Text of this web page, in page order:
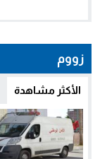
زووم
الأكثر مشاهدة